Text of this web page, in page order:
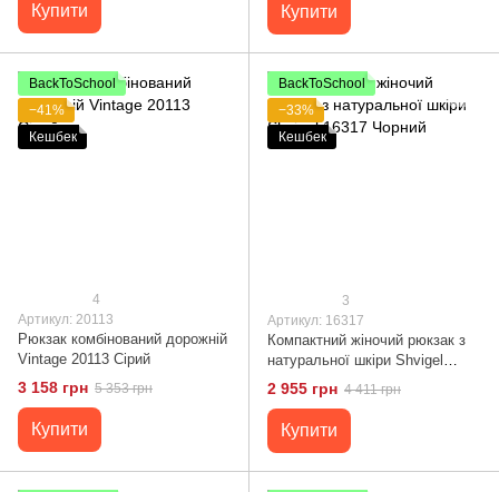
Купити Купити
BackToSchool
−41%
Кешбек
4
Артикул: 20113
Рюкзак комбінований дорожній
Vintage 20113 Сірий
3 158 грн 5 353 грн
Купити
BackToSchool
−33%
Кешбек
3
Артикул: 16317
Компактний жіночий рюкзак з
натуральної шкіри Shvigel
16317 Чорний
2 955 грн 4 411 грн
Купити